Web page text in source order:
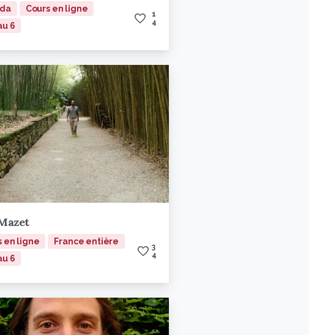
Cours en ligne
6
1
4
en ligne
France entière
6
3
4